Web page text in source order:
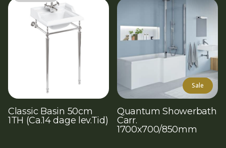
Classic Basin 50cm
1TH (Ca.14 dage lev.Tid)
Sale
Quantum Showerbath
Carr.
1700x700/850mm